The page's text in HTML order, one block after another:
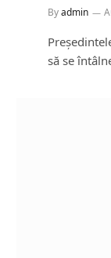
Byadmin
să se